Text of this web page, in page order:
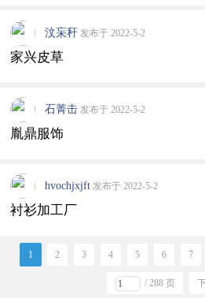
汶杗秆 发布于 2022-5-2
家兴皮草
石菁击 发布于 2022-5-2
胤鼎服饰
hvochjxjft 发布于 2022-5-2
衬衫加工厂
1 2 3 4 5 6 7
/ 288 页